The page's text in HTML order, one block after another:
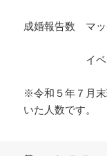
成婚報告数
イベ
※令和５年７月
いた人数です。